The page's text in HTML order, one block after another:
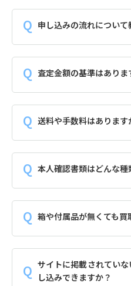
申し込みの流れについて
査定金額の基準はありま
送料や手数料はあります
本人確認書類はどんな種
箱や付属品が無くても買
サイトに掲載されてい
し込みできますか？